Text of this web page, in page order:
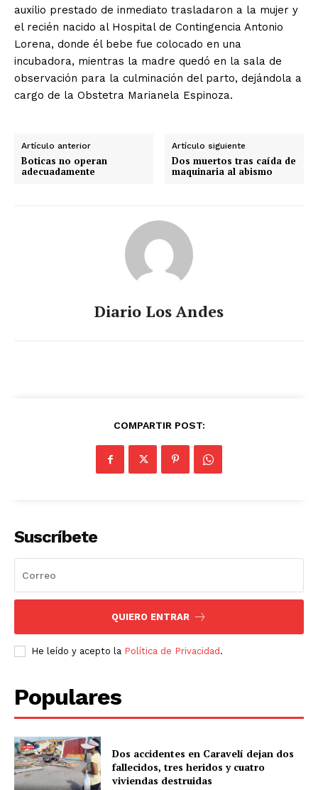
auxilio prestado de inmediato trasladaron a la mujer y
el recién nacido al Hospital de Contingencia Antonio
Lorena, donde él bebe fue colocado en una
incubadora, mientras la madre quedó en la sala de
observación para la culminación del parto, dejándola a
cargo de la Obstetra Marianela Espinoza.
Artículo anterior
Boticas no operan
adecuadamente
Artículo siguiente
Dos muertos tras caída de
maquinaria al abismo
Diario Los Andes
COMPARTIR POST:
Suscríbete
QUIERO ENTRAR
He leído y acepto la Política de Privacidad .
Populares
Dos accidentes en Caravelí dejan dos
fallecidos, tres heridos y cuatro
viviendas destruidas